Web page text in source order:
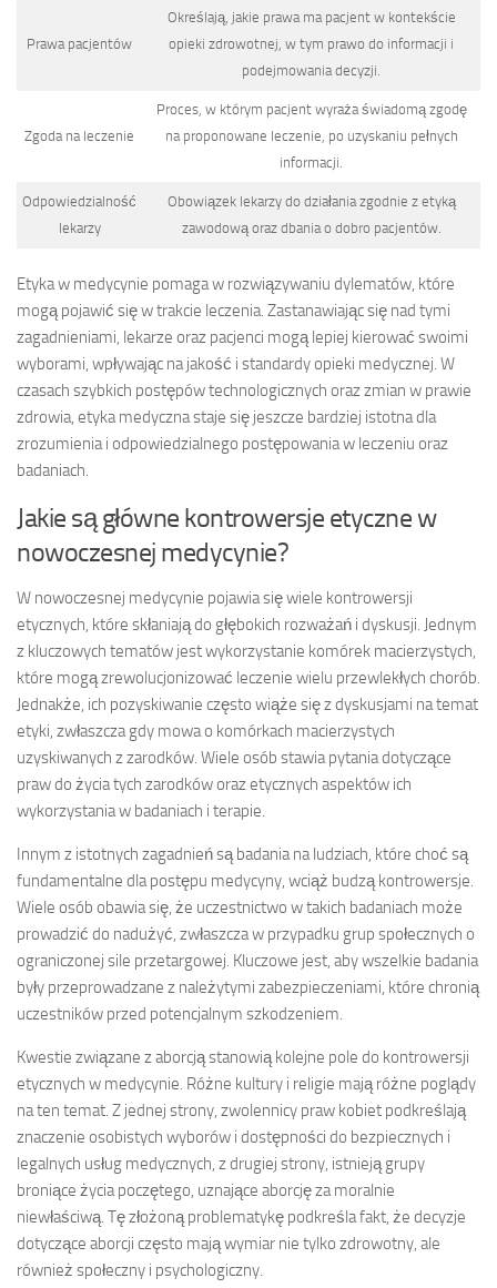
Prawa pacjentów
Określają, jakie prawa ma pacjent w kontekście
opieki zdrowotnej, w tym prawo do informacji i
podejmowania decyzji.
Zgoda na leczenie
Proces, w którym pacjent wyraża świadomą zgodę
na proponowane leczenie, po uzyskaniu pełnych
informacji.
Odpowiedzialność
lekarzy
Obowiązek lekarzy do działania zgodnie z etyką
zawodową oraz dbania o dobro pacjentów.
Etyka w medycynie pomaga w rozwiązywaniu dylematów, które
mogą pojawić się w trakcie leczenia. Zastanawiając się nad tymi
zagadnieniami, lekarze oraz pacjenci mogą lepiej kierować swoimi
wyborami, wpływając na jakość i standardy opieki medycznej. W
czasach szybkich postępów technologicznych oraz zmian w prawie
zdrowia, etyka medyczna staje się jeszcze bardziej istotna dla
zrozumienia i odpowiedzialnego postępowania w leczeniu oraz
badaniach.
Jakie są główne kontrowersje etyczne w
nowoczesnej medycynie?
W nowoczesnej medycynie pojawia się wiele kontrowersji
etycznych, które skłaniają do głębokich rozważań i dyskusji. Jednym
z kluczowych tematów jest wykorzystanie komórek macierzystych,
które mogą zrewolucjonizować leczenie wielu przewlekłych chorób.
Jednakże, ich pozyskiwanie często wiąże się z dyskusjami na temat
etyki, zwłaszcza gdy mowa o komórkach macierzystych
uzyskiwanych z zarodków. Wiele osób stawia pytania dotyczące
praw do życia tych zarodków oraz etycznych aspektów ich
wykorzystania w badaniach i terapie.
Innym z istotnych zagadnień są badania na ludziach, które choć są
fundamentalne dla postępu medycyny, wciąż budzą kontrowersje.
Wiele osób obawia się, że uczestnictwo w takich badaniach może
prowadzić do nadużyć, zwłaszcza w przypadku grup społecznych o
ograniczonej sile przetargowej. Kluczowe jest, aby wszelkie badania
były przeprowadzane z należytymi zabezpieczeniami, które chronią
uczestników przed potencjalnym szkodzeniem.
Kwestie związane z aborcją stanowią kolejne pole do kontrowersji
etycznych w medycynie. Różne kultury i religie mają różne poglądy
na ten temat. Z jednej strony, zwolennicy praw kobiet podkreślają
znaczenie osobistych wyborów i dostępności do bezpiecznych i
legalnych usług medycznych, z drugiej strony, istnieją grupy
broniące życia poczętego, uznające aborcję za moralnie
niewłaściwą. Tę złożoną problematykę podkreśla fakt, że decyzje
dotyczące aborcji często mają wymiar nie tylko zdrowotny, ale
również społeczny i psychologiczny.